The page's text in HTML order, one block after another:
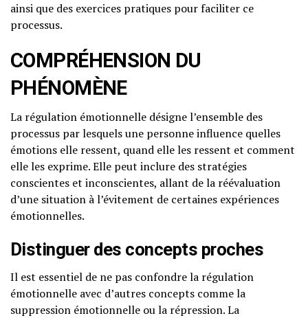
ainsi que des exercices pratiques pour faciliter ce
processus.
COMPRÉHENSION DU
PHÉNOMÈNE
La régulation émotionnelle désigne l’ensemble des
processus par lesquels une personne influence quelles
émotions elle ressent, quand elle les ressent et comment
elle les exprime. Elle peut inclure des stratégies
conscientes et inconscientes, allant de la réévaluation
d’une situation à l’évitement de certaines expériences
émotionnelles.
Distinguer des concepts proches
Il est essentiel de ne pas confondre la régulation
émotionnelle avec d’autres concepts comme la
suppression émotionnelle ou la répression. La